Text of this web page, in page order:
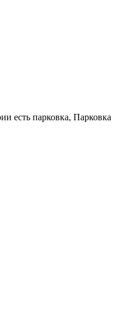
есть парковка, Парковка